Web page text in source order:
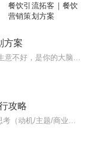
餐饮引流拓客｜餐饮
营销策划方案
方案
攻略